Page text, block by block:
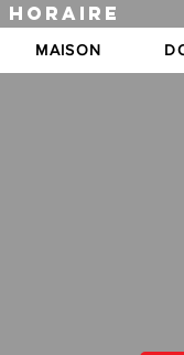
Horaire
MAISON